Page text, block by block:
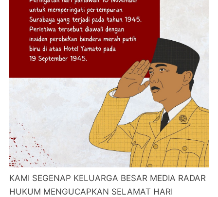
KAMI SEGENAP KELUARGA BESAR MEDIA RADAR
HUKUM MENGUCAPKAN SELAMAT HARI